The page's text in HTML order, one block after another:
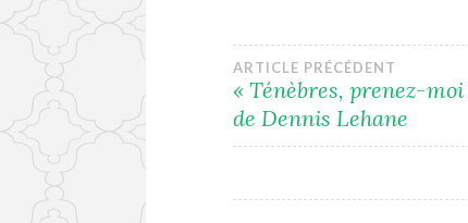
Navigation
de
ARTICLE PRÉCÉDENT
« Ténèbres, prenez-
de Dennis Lehane